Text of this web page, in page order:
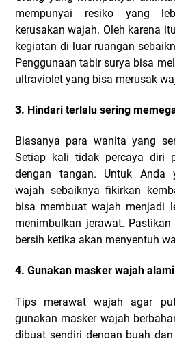
mempunyai resiko yang
kerusakan wajah. Oleh karena
kegiatan di luar ruangan
Penggunaan tabir surya bisa
ultraviolet yang bisa merusak
3. Hindari terlalu sering
Biasanya para wanita yang
Setiap kali tidak percaya diri
dengan tangan. Untuk Anda
wajah sebaiknya fikirkan
bisa membuat wajah menjadi
menimbulkan jerawat.
bersih ketika akan menyentuh
4. Gunakan masker wajah alami
Tips merawat wajah agar
gunakan masker wajah
dibuat sendiri dengan buah